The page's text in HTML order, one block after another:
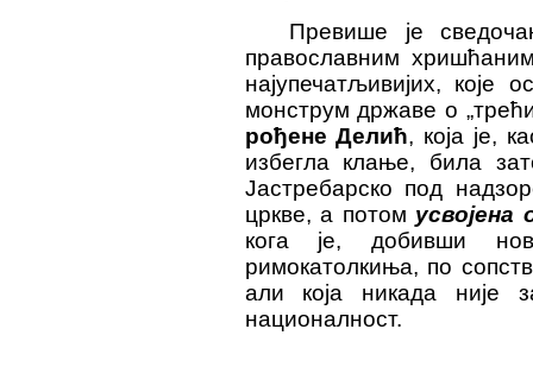
Превише је
православним
најупечатљивијих, које
монструм државе о
рођене Делић, која је,
избегла клање, била
Јастребарско под
цркве, а потом
кога је, добивши
римокатолкиња, по
али која никада није
националност.